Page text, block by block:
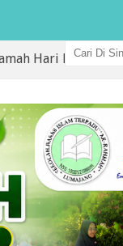
Pertama di SDIT